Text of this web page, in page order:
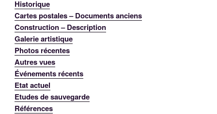
Historique
Cartes postales – Documents anciens
Construction – Description
Galerie artistique
Photos récentes
Autres vues
Événements récents
Etat actuel
Etudes de sauvegarde
Références